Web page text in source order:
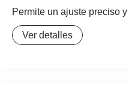
Permite un ajuste preciso
componente central en
ideales para aplicaciones
Ver detalles